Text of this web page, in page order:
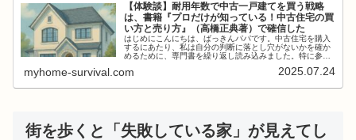
【体験談】耐用年数で中古一戸建てを買う戦略
は、書籍『プロだけが知っている！中古住宅の買
い方と売り方』（高橋正典著）で確信した
はじめにこんにちは、ばっきんパパです。中古住宅を購入
するにあたり、私は自分の判断に落とし穴がないかを確か
めるために、専門書を繰り返し読み込みました。特に参考
中古住宅の買い方と売り方』（朝...
myhome-survival.com 2025.07.24
街を歩くと「失敗している家」が見えてし